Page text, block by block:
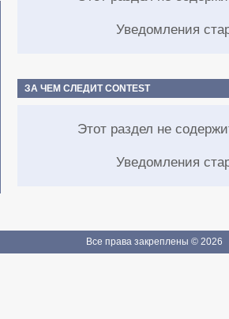
Уведомления
ЗА ЧЕМ СЛЕДИТ CONTEST
Этот раздел не
Уведомления
Все права закреплены © 2026